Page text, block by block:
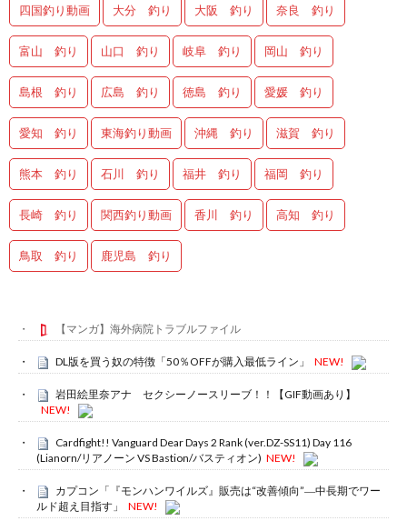
四国釣り動画 大分 釣り 大阪 釣り 奈良 釣り
富山 釣り 山口 釣り 岐阜 釣り 岡山 釣り
島根 釣り 広島 釣り 徳島 釣り 愛媛 釣り
愛知 釣り 東海釣り動画 沖縄 釣り 滋賀 釣り
熊本 釣り 石川 釣り 福井 釣り 福岡 釣り
長崎 釣り 関西釣り動画 香川 釣り 高知 釣り
鳥取 釣り 鹿児島 釣り
【マンガ】海外病院トラブルファイル
DL版を買う奴の特徴「50％OFFが購入最低ライン」 NEW!
岩田絵里奈アナ セクシーノースリーブ！！【GIF動画あり】
NEW!
Cardfight!! Vanguard Dear Days 2 Rank (ver.DZ-SS11) Day 116
(Lianorn/リアノーン VS Bastion/バスティオン) NEW!
カプコン「『モンハンワイルズ』販売は“改善傾向”―中長期でワー
ルド超え目指す」
NEW!